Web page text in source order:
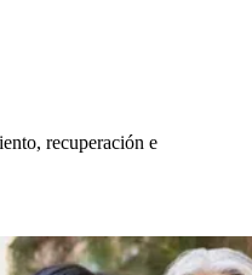
recuperación e